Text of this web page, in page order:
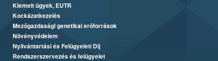
Kiemelt ügyek, EUTR
Kockázatkezelés
Mezőgazdasági genetikai erőforrások
Növényvédelem
Nyilvántartási és Felügyeleti Díj
Rendszerszervezés és felügyelet